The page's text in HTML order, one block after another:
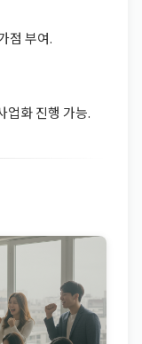
점 부여.
업화 진행 가능.